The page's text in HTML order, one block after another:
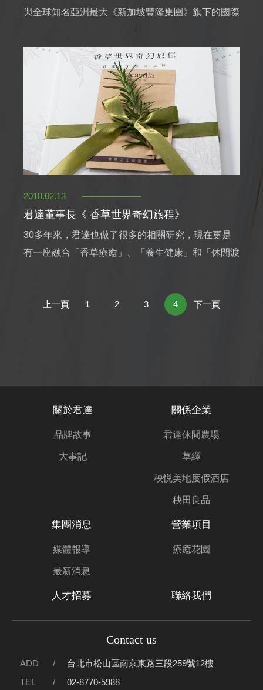
與全球知名亞洲最大《新加坡豐隆集團》旗下的國際
酒店品牌《千禧國際酒店集團》正式簽署合作備忘錄
與技術顧問服務合作，委由其經營管理《花蓮秧悅美
地度假酒店》做升級轉型，攜手打造全新品牌「花蓮
秧悅千禧度假酒店Millennium Gaea Resort
2018.02.13
君達董事長《 香草世界奇幻旅程》
30多年來，君達也做了很多的相關研究，現在更是
有一座融合「香草療癒」、「養生健康」和「休閒渡
上一頁
1 2 3 4 下一頁
關於君達
品牌故事
大事記
關係企業
君達休閒農場
草繹
秧悦美地度假酒店
秧田良品
集團消息
媒體報導
最新消息
營業項目
療癒花園
人才招募 聯絡我們
Contact us
ADD
台北市松山區南京東路三段259號12樓
TEL
02-8770-5988